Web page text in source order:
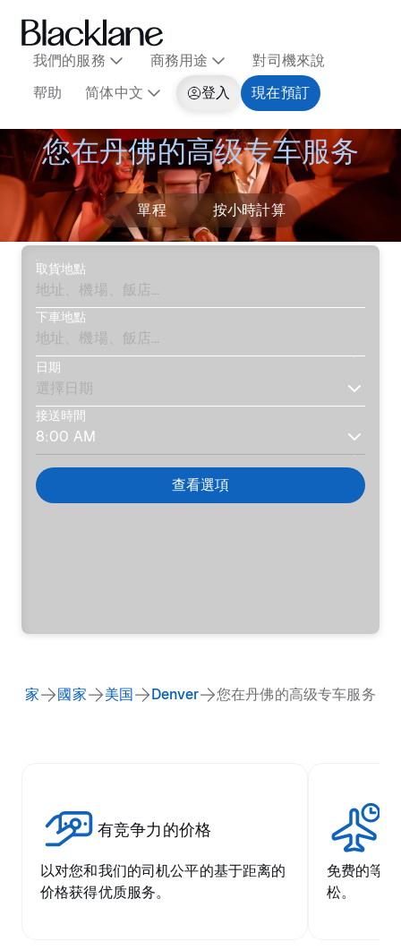
我們的服務 商務用途
對司機來說
帮助
简体中文 登入 現在預訂
您在丹佛的高级专车服务
單程 按小時計算
取貨地點
下車地點
日期
接送時間
查看選項
家 國家 美国 Denver 您在丹佛的高级专车服务
有竞争力的价格
以对您和我们的司机公平的基于距离的
价格获得优质服务。
免费的等
松。